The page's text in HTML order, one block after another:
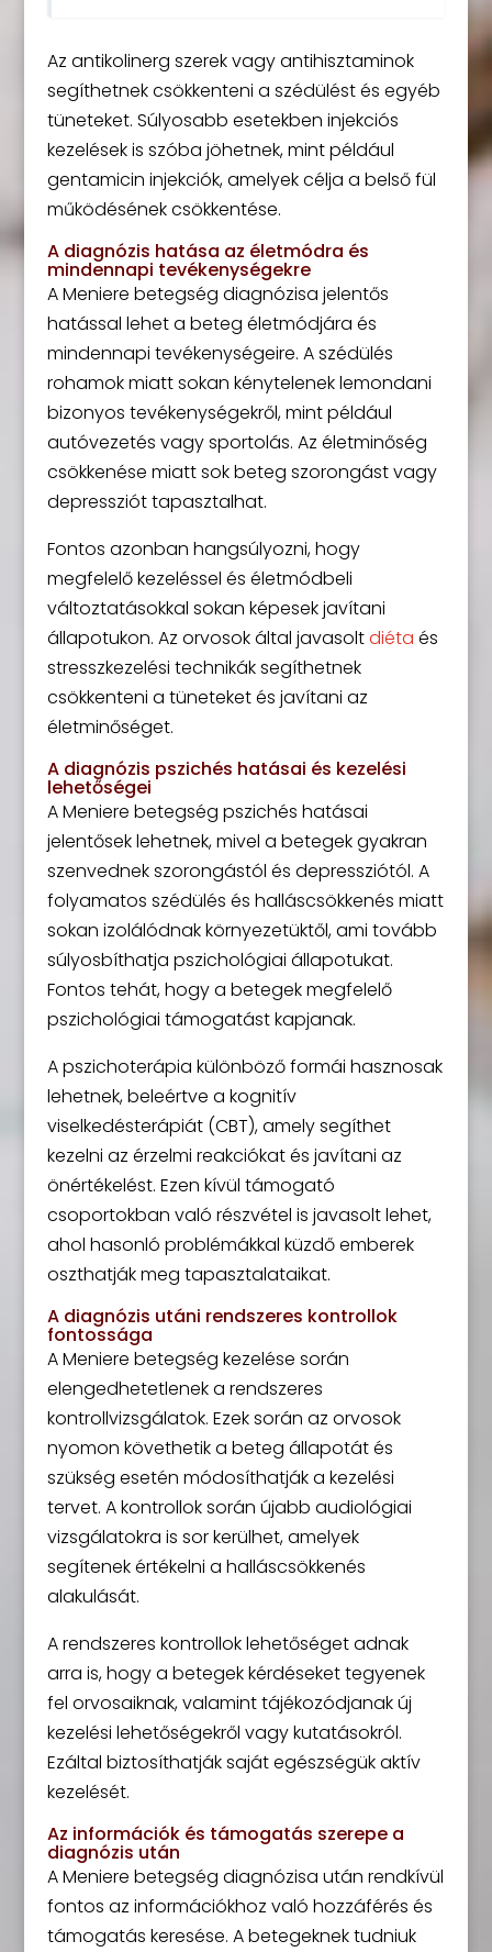
Az antikolinerg szerek vagy antihisztaminok
segíthetnek csökkenteni a szédülést és egyéb
tüneteket. Súlyosabb esetekben injekciós
kezelések is szóba jöhetnek, mint például
gentamicin injekciók, amelyek célja a belső fül
működésének csökkentése.
A diagnózis hatása az életmódra és
mindennapi tevékenységekre
A Meniere betegség diagnózisa jelentős
hatással lehet a beteg életmódjára és
mindennapi tevékenységeire. A szédülés
rohamok miatt sokan kénytelenek lemondani
bizonyos tevékenységekről, mint például
autóvezetés vagy sportolás. Az életminőség
csökkenése miatt sok beteg szorongást vagy
depressziót tapasztalhat.
Fontos azonban hangsúlyozni, hogy
megfelelő kezeléssel és életmódbeli
változtatásokkal sokan képesek javítani
állapotukon. Az orvosok által javasoltdiéta és
stresszkezelési technikák segíthetnek
csökkenteni a tüneteket és javítani az
életminőséget.
A diagnózis pszichés hatásai és kezelési
lehetőségei
A Meniere betegség pszichés hatásai
jelentősek lehetnek, mivel a betegek gyakran
szenvednek szorongástól és depressziótól. A
folyamatos szédülés és halláscsökkenés miatt
sokan izolálódnak környezetüktől, ami tovább
súlyosbíthatja pszichológiai állapotukat.
Fontos tehát, hogy a betegek megfelelő
pszichológiai támogatást kapjanak.
A pszichoterápia különböző formái hasznosak
lehetnek, beleértve a kognitív
viselkedésterápiát (CBT), amely segíthet
kezelni az érzelmi reakciókat és javítani az
önértékelést. Ezen kívül támogató
csoportokban való részvétel is javasolt lehet,
ahol hasonló problémákkal küzdő emberek
oszthatják meg tapasztalataikat.
A diagnózis utáni rendszeres kontrollok
fontossága
A Meniere betegség kezelése során
elengedhetetlenek a rendszeres
kontrollvizsgálatok. Ezek során az orvosok
nyomon követhetik a beteg állapotát és
szükség esetén módosíthatják a kezelési
tervet. A kontrollok során újabb audiológiai
vizsgálatokra is sor kerülhet, amelyek
segítenek értékelni a halláscsökkenés
alakulását.
A rendszeres kontrollok lehetőséget adnak
arra is, hogy a betegek kérdéseket tegyenek
fel orvosaiknak, valamint tájékozódjanak új
kezelési lehetőségekről vagy kutatásokról.
Ezáltal biztosíthatják saját egészségük aktív
kezelését.
Az információk és támogatás szerepe a
diagnózis után
A Meniere betegség diagnózisa után rendkívül
fontos az információkhoz való hozzáférés és
támogatás keresése. A betegeknek tudniuk